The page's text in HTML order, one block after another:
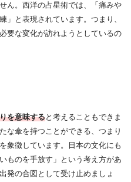
ん。西洋の占星術では、「痛みや
」と表現されています。つまり、
要な変化が訪れようとしているの
を意味すると考えることもできま
な傘を持つことができる、つまり
象徴しています。日本の文化にも
ものを手放す」という考え方があ
発の合図として受け止めましょ